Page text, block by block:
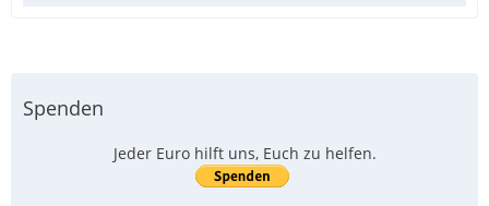
Spenden
Jeder Euro hilft uns, Euch zu helfen.